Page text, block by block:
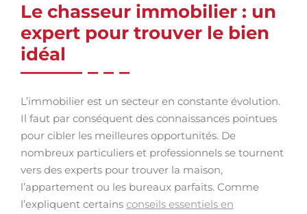
Le chasseur immobilier : un
expert pour trouver le bien
idéal
L’immobilier est un secteur en constante évolution.
Il faut par conséquent des connaissances pointues
pour cibler les meilleures opportunités. De
nombreux particuliers et professionnels se tournent
vers des experts pour trouver la maison,
l’appartement ou les bureaux parfaits. Comme
l’expliquent certains conseils essentiels en